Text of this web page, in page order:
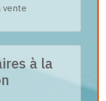
vente
à la